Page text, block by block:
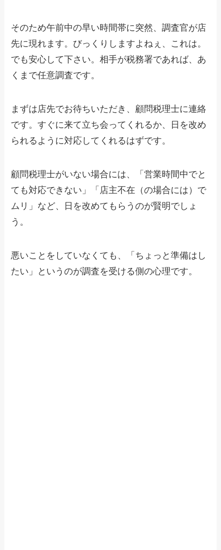
そのため午前中の早い時間帯に突然、調査官が店
先に現れます。びっくりしますよねぇ、これは。
でも安心して下さい。相手が税務署であれば、あ
くまで任意調査です。
まずは店先でお待ちいただき、顧問税理士に連絡
です。すぐに来て立ち会ってくれるか、日を改め
られるように対応してくれるはずです。
顧問税理士がいない場合には、「営業時間中でと
ても対応できない」「店主不在（の場合には）で
ムリ」など、日を改めてもらうのが賢明でしょ
う。
悪いことをしていなくても、「ちょっと準備はし
たい」というのが調査を受ける側の心理です。